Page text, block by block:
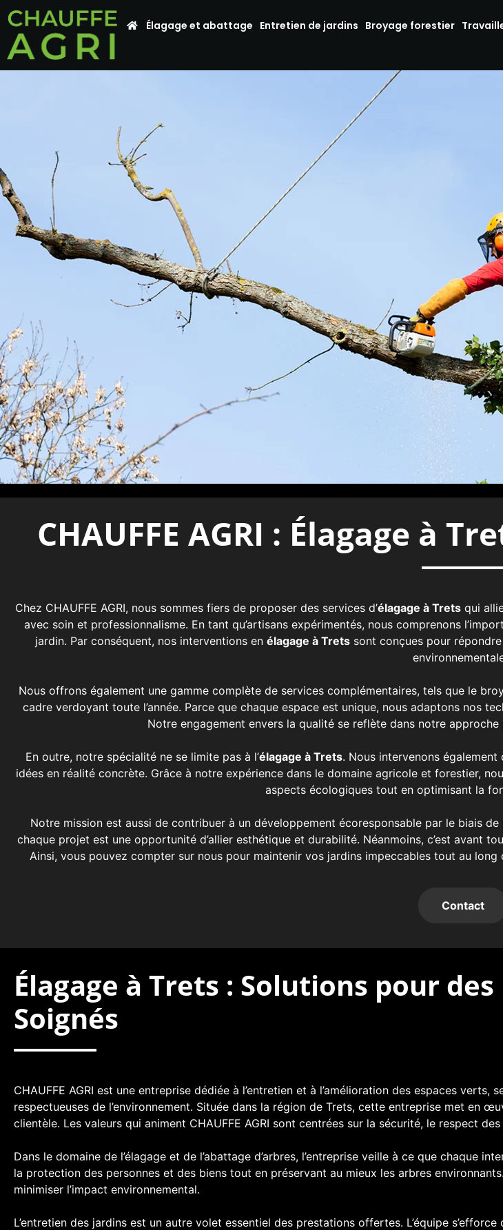
Élagage et abattage Entretien de jardins Broyage forestier
CHAUFFE AGRI : Élagage à
Chez CHAUFFE AGRI, nous sommes fiers de proposer des services d’élagage à Trets qui
avec soin et professionnalisme. En tant qu’artisans expérimentés, nous comprenons
jardin. Par conséquent, nos interventions en élagage à Trets sont conçues pour
Nous offrons également une gamme complète de services complémentaires, tels que le
cadre verdoyant toute l’année. Parce que chaque espace est unique, nous adaptons nos
Notre engagement envers la qualité se reflète dans notre
En outre, notre spécialité ne se limite pas à l’élagage à Trets. Nous intervenons
idées en réalité concrète. Grâce à notre expérience dans le domaine agricole et forestier,
aspects écologiques tout en optimisant la
Notre mission est aussi de contribuer à un développement écoresponsable par le biais de
chaque projet est une opportunité d’allier esthétique et durabilité. Néanmoins, c’est avant
Ainsi, vous pouvez compter sur nous pour maintenir vos jardins impeccables tout au
Contact
Élagage à Trets : Solutions pour
Soignés
CHAUFFE AGRI est une entreprise dédiée à l’entretien et à l’amélioration des espaces
respectueuses de l’environnement. Située dans la région de Trets, cette entreprise met en
clientèle. Les valeurs qui animent CHAUFFE AGRI sont centrées sur la sécurité, le respect
Dans le domaine de l’élagage et de l’abattage d’arbres, l’entreprise veille à ce que
la protection des personnes et des biens tout en préservant au mieux les arbres
minimiser l’impact environnemental.
L’entretien des jardins est un autre volet essentiel des prestations offertes. L’équipe